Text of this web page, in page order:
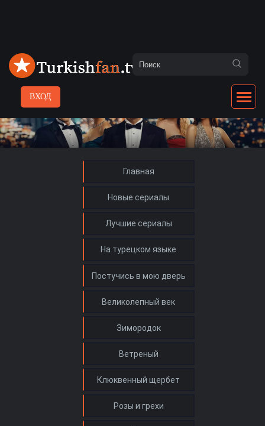
ВХОД
Главная
Новые сериалы
Лучшие сериалы
На турецком языке